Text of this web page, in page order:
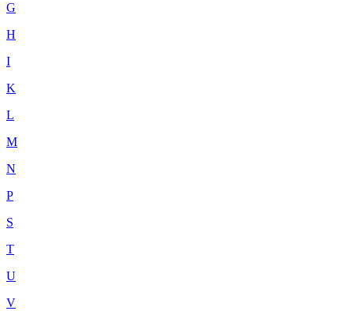
G
H
I
K
L
M
N
P
S
T
U
V